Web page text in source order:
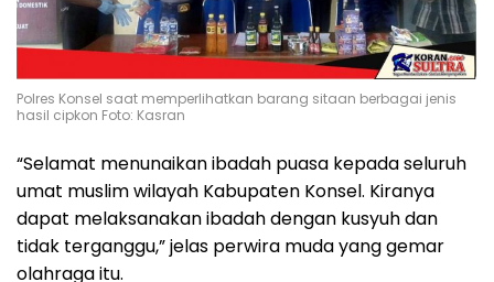
Polres Konsel saat memperlihatkan barang sitaan berbagai jenis
hasil cipkon Foto: Kasran
“Selamat menunaikan ibadah puasa kepada seluruh
umat muslim wilayah Kabupaten Konsel. Kiranya
dapat melaksanakan ibadah dengan kusyuh dan
tidak terganggu,” jelas perwira muda yang gemar
olahraga itu.